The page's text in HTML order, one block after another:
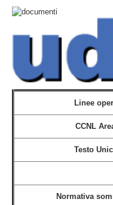
Linee
CCNL
Testo
Normativa